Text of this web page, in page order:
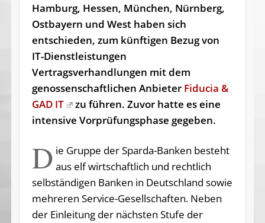
Hamburg, Hessen, München, Nürnberg,
Ostbayern und West haben sich
entschieden, zum künftigen Bezug von
IT-Dienstleistungen
Vertragsverhandlungen mit dem
genossenschaftlichen Anbieter Fiducia &
GAD IT
zu führen. Zuvor hatte es eine
intensive Vorprüfungsphase gegeben.
D ie Gruppe der Sparda-Banken besteht
aus elf wirtschaftlich und rechtlich
selbständigen Banken in Deutschland sowie
mehreren Service-Gesellschaften. Neben
der Einleitung der nächsten Stufe der